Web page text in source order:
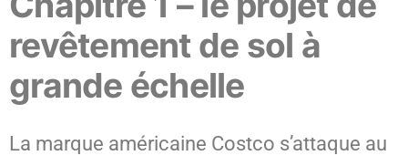
revêtement de sol à
grande échelle
La marque américaine Costco s’attaque au